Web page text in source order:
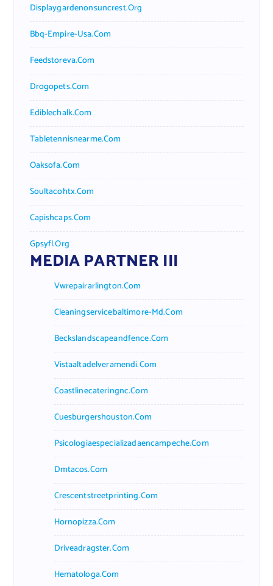
Displaygardenonsuncrest.org
Bbq-Empire-Usa.com
Feedstoreva.com
Drogopets.com
Ediblechalk.com
Tabletennisnearme.com
Oaksofa.com
Soultacohtx.com
Capishcaps.com
Gpsyfl.org
MEDIA PARTNER III
Vwrepairarlington.com
Cleaningservicebaltimore-Md.com
Beckslandscapeandfence.com
Vistaaltadelveramendi.com
Coastlinecateringnc.com
Cuesburgershouston.com
Psicologiaespecializadaencampeche.com
Dmtacos.com
Crescentstreetprinting.com
Hornopizza.com
Driveadragster.com
Hematologa.com